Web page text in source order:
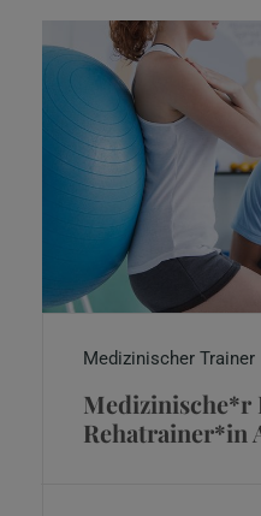
Medizinischer Trainer
Medizinische*r
Rehatrainer*in